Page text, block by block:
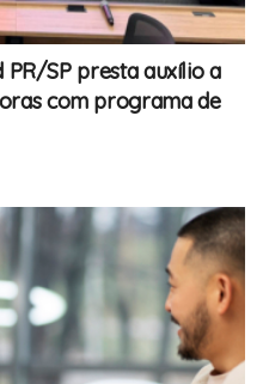
PR/SP presta auxílio a
com programa de